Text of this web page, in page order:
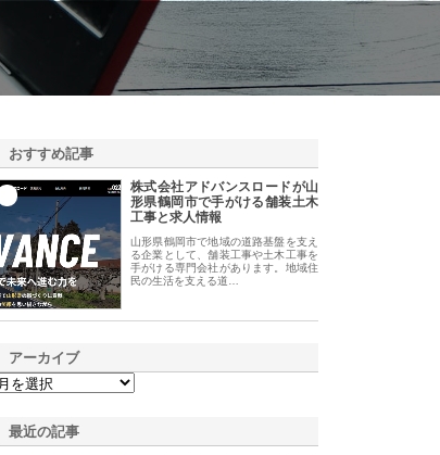
おすすめ記事
株式会社アドバンスロードが山
形県鶴岡市で手がける舗装土木
工事と求人情報
山形県鶴岡市で地域の道路基盤を支え
る企業として、舗装工事や土木工事を
手がける専門会社があります。地域住
民の生活を支える道…
アーカイブ
最近の記事